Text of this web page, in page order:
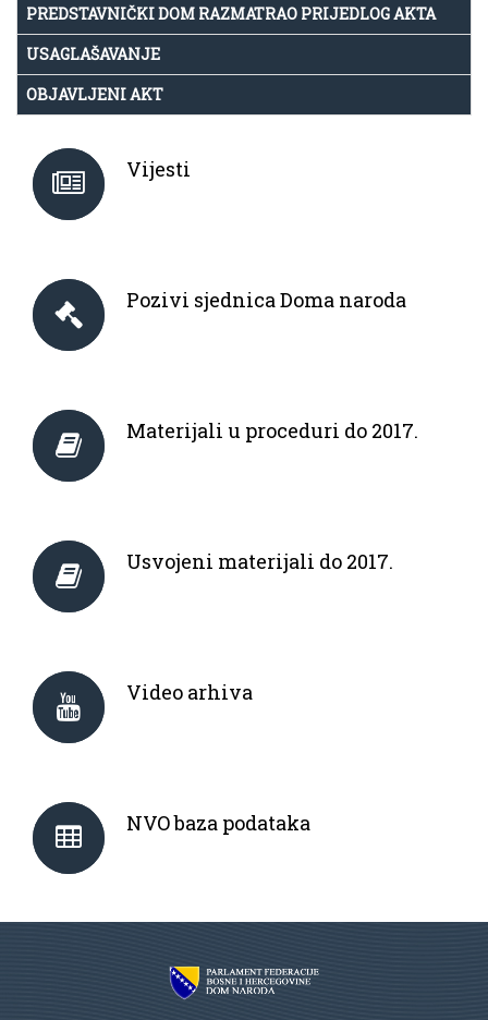
PREDSTAVNIČKI DOM RAZMATRAO PRIJEDLOG AKTA
USAGLAŠAVANJE
OBJAVLJENI AKT
Vijesti
Pozivi sjednica Doma naroda
Materijali u proceduri do 2017.
Usvojeni materijali do 2017.
Video arhiva
NVO baza podataka